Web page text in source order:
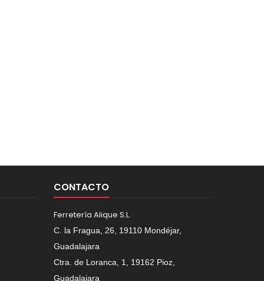
CONTACTO
Ferretería Alique S.L.
C. la Fragua, 26, 19110 Mondéjar,
Guadalajara
Ctra. de Loranca, 1, 19162 Pioz,
Guadalajara